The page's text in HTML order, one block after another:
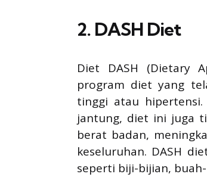
2. DASH Diet
Diet DASH (Dietary
program diet yang
tinggi atau
jantung, diet ini juga
berat badan,
keseluruhan. DASH
seperti biji-bijian,